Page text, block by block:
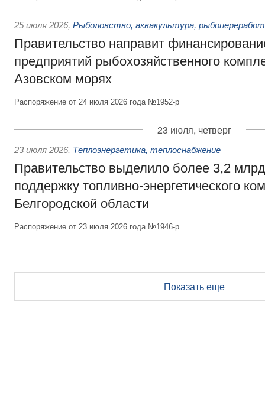
25 июля 2026, Рыболовство, аквакультура,
Правительство направит
предприятий рыбохозяйственного
Азовском морях
Распоряжение от 24 июля 2026 года №1952-р
23 июля, четверг
23 июля 2026, Теплоэнергетика, теплоснабжение
Правительство выделило более 3,2
поддержку топливно-энергетического
Белгородской области
Распоряжение от 23 июля 2026 года №1946-р
Показать еще